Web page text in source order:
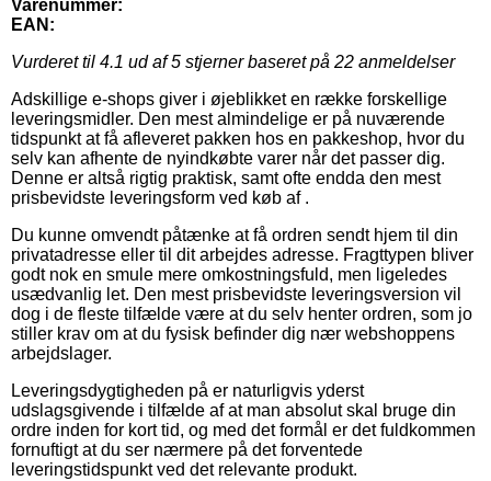
Varenummer:
EAN:
Vurderet til 4.1 ud af 5 stjerner baseret på 22 anmeldelser
Adskillige e-shops giver i øjeblikket en række forskellige
leveringsmidler. Den mest almindelige er på nuværende
tidspunkt at få afleveret pakken hos en pakkeshop, hvor du
selv kan afhente de nyindkøbte varer når det passer dig.
Denne er altså rigtig praktisk, samt ofte endda den mest
prisbevidste leveringsform ved køb af .
Du kunne omvendt påtænke at få ordren sendt hjem til din
privatadresse eller til dit arbejdes adresse. Fragttypen bliver
godt nok en smule mere omkostningsfuld, men ligeledes
usædvanlig let. Den mest prisbevidste leveringsversion vil
dog i de fleste tilfælde være at du selv henter ordren, som jo
stiller krav om at du fysisk befinder dig nær webshoppens
arbejdslager.
Leveringsdygtigheden på er naturligvis yderst
udslagsgivende i tilfælde af at man absolut skal bruge din
ordre inden for kort tid, og med det formål er det fuldkommen
fornuftigt at du ser nærmere på det forventede
leveringstidspunkt ved det relevante produkt.